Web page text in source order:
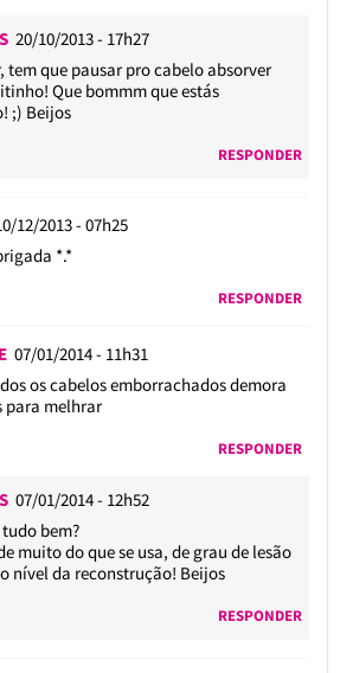
20/10/2013 - 17h27
tem que pausar pro cabelo absorver
Que bommm que estás
;) Beijos
RESPONDER
12/2013 - 07h25
*.*
RESPONDER
07/01/2014 - 11h31
os cabelos emborrachados demora
para melhrar
RESPONDER
07/01/2014 - 12h52
bem?
muito do que se usa, de grau de lesão
nível da reconstrução! Beijos
RESPONDER